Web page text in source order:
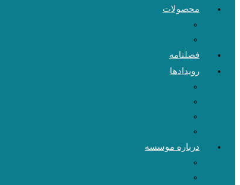
محصولات
فصلنامه
رویدادها
درباره موسسه